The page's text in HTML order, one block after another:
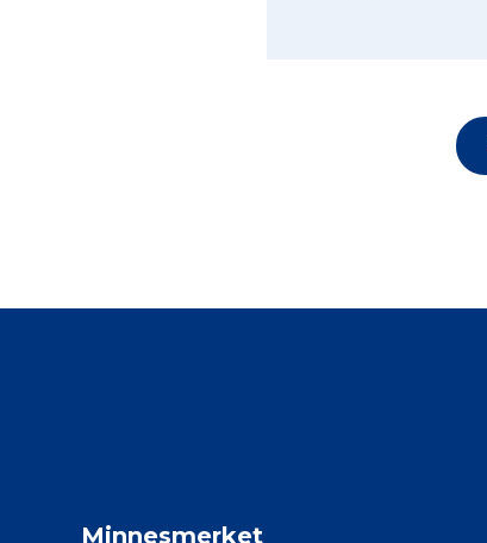
Minnesmerket